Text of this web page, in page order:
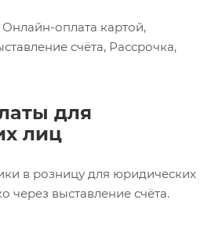
оплата картой,
счёта, Рассрочка,
для
лиц
в розницу для юридических
через выставление счёта.